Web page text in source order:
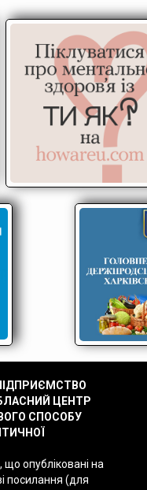
ЦЕНТР
СПОСОБУ
що опубліковані на
посилання (для